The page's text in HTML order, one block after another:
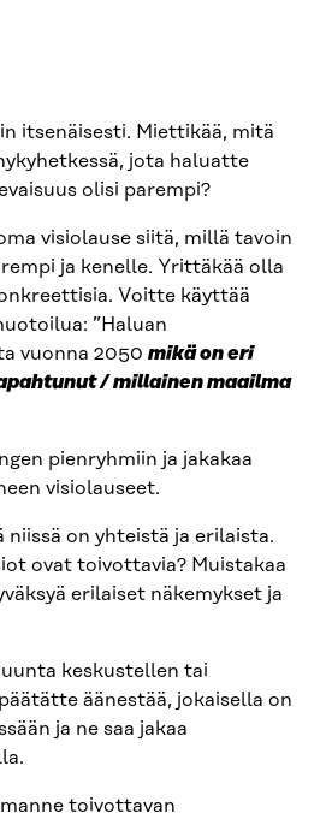
itsenäisesti. Miettikää, mitä
jota haluatte
olisi parempi?
visiolause siitä, millä tavoin
ja kenelle. Yrittäkää olla
Voitte käyttää
”Haluan
vuonna 2050 mikä on eri
/ millainen maailma
pienryhmiin ja jakakaa
visiolauseet.
niissä on yhteistä ja erilaista.
ovat toivottavia? Muistakaa
erilaiset näkemykset ja
keskustellen tai
äänestää, jokaisella on
ja ne saa jakaa
toivottavan